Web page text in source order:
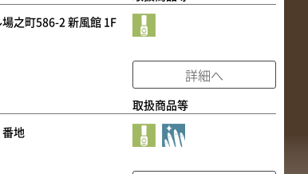
之町586-2 新風館 1F
詳細へ
地
取扱商品等